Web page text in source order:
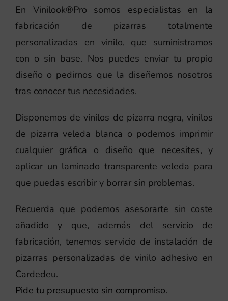
En Vinilook®Pro somos especialistas en la
fabricación de pizarras totalmente
personalizadas en vinilo, que suministramos
con o sin base. Nos puedes enviar tu propio
diseño o pedirnos que la diseñemos nosotros
tras conocer tus necesidades.
Disponemos de vinilos de pizarra negra, vinilos
de pizarra veleda blanca o podemos imprimir
cualquier gráfica o diseño que necesites, y
aplicar un laminado transparente veleda para
que puedas escribir y borrar sin problemas.
Recuerda que podemos asesorarte sin coste
añadido y que, además del servicio de
fabricación, tenemos servicio de instalación de
pizarras personalizadas de vinilo adhesivo en
Cardedeu.
Pide tu presupuesto sin compromiso.